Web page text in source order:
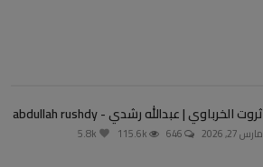
ثروت الخرباوي | عبدالله رشدي - abdullah rushdy
مارس 27, 2026